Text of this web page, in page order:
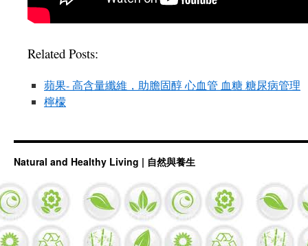
Related Posts:
蘋果- 高含量纖維，助膽固醇 心血管 血糖 糖尿病管理
檸檬
Natural and Healthy Living | 自然與養生